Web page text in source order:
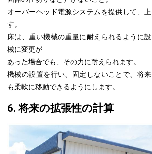
オーバーヘッド電源システムを提供して、
す。
床は、重い機械の重量に耐えられるように
械に変更が
あった場合でも、その力に耐えられます。
機械の設置を行い、固定しないことで、将
も柔軟に移動できるようにします。
6. 将来の拡張性の計算